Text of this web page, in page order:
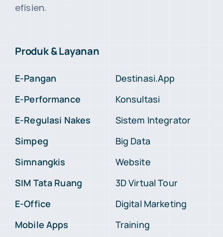
efisien.
Produk & Layanan
E-Pangan
E-Performance
E-Regulasi Nakes
Simpeg
Simnangkis
SIM Tata Ruang
E-Office
Mobile Apps
Destinasi.App
Konsultasi
Sistem Integrator
Big Data
Website
3D Virtual Tour
Digital Marketing
Training